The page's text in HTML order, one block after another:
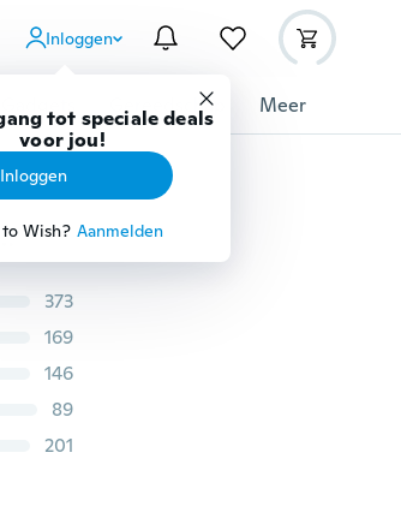
Inloggen
tot speciale deals
voor jou!
Inloggen
Wish? Aanmelden
Gereedschap Meer
anti-spat-, druppel- en griepmasker
373
169
146
89
201